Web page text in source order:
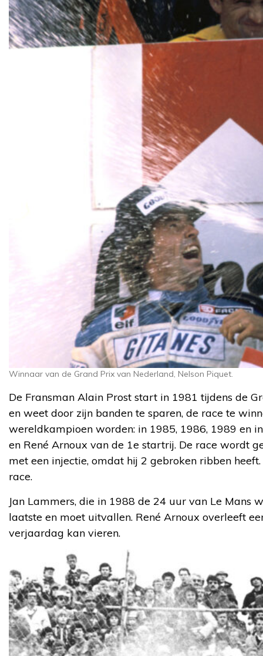
Winnaar van de Grand Prix van Nederland, Nelson Piquet.
De Fransman Alain Prost start in 1981 tijdens de
en weet door zijn banden te sparen, de race te
wereldkampioen worden: in 1985, 1986, 1989 en
en René Arnoux van de 1e startrij. De race wordt
met een injectie, omdat hij 2 gebroken ribben
race.
Jan Lammers, die in 1988 de 24 uur van Le Mans
laatste en moet uitvallen. René Arnoux overleeft
verjaardag kan vieren.